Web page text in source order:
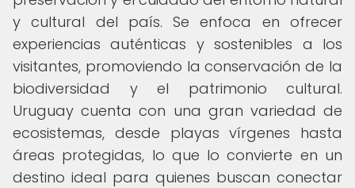
y cultural del país. Se enfoca en ofrecer
experiencias auténticas y sostenibles a los
visitantes, promoviendo la conservación de la
biodiversidad y el patrimonio cultural.
Uruguay cuenta con una gran variedad de
ecosistemas, desde playas vírgenes hasta
áreas protegidas, lo que lo convierte en un
destino ideal para quienes buscan conectar